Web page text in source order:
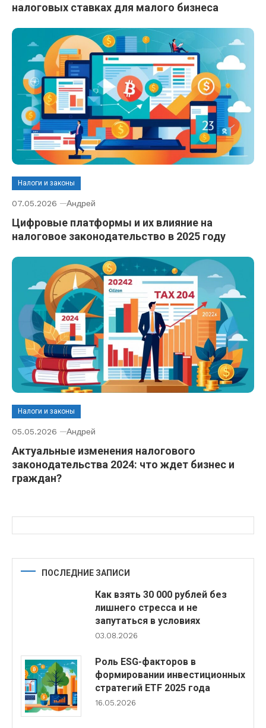
налоговых ставках для малого бизнеса
Налоги и законы
07.05.2026 Андрей
Цифровые платформы и их влияние на
налоговое законодательство в 2025 году
Налоги и законы
05.05.2026 Андрей
Актуальные изменения налогового
законодательства 2024: что ждет бизнес и
граждан?
ПОСЛЕДНИЕ ЗАПИСИ
Как взять 30 000 рублей без
лишнего стресса и не
запутаться в условиях
03.08.2026
Роль ESG-факторов в
формировании инвестиционных
стратегий ETF 2025 года
16.05.2026